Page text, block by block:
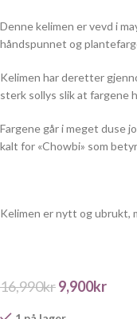
Denne kelimen er vevd i
håndspunnet og
Kelimen har deretter
sterk sollys slik at fargene
Fargene går i meget duse
kalt for «Chowbi» som
Kelimen er nytt og ubrukt,
16,990kr9,900kr